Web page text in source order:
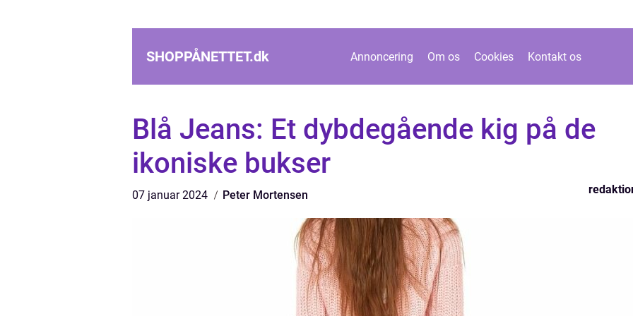
SHOPPÅNETTET.dk Annoncering Om os Cookies Kontakt os
Blå Jeans: Et dybdegående kig på de
ikoniske bukser
07 januar 2024 Peter Mortensen